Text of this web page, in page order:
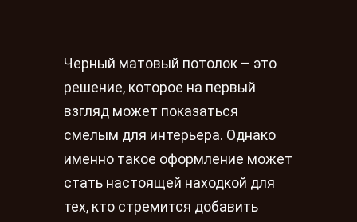
Черный матовый потолок – это
решение, которое на первый
взгляд может показаться
смелым для интерьера. Однако
именно такое оформление может
стать настоящей находкой для
тех, кто стремится добавить